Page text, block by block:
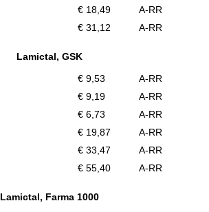
€ 18,49
A-RR
€ 31,12 A-RR
Lamictal, GSK
€ 9,53
A-RR
€ 9,19
A-RR
€ 6,73
A-RR
€ 19,87
A-RR
€ 33,47
A-RR
€ 55,40 A-RR
Lamictal, Farma 1000